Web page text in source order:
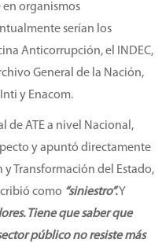
organismos
serían los
Anticorrupción, el INDEC,
General de la Nación,
y Enacom.
de ATE a nivel Nacional,
y apuntó directamente
Transformación del Estado,
como “siniestro”.Y
Tiene que saber que
público no resiste más